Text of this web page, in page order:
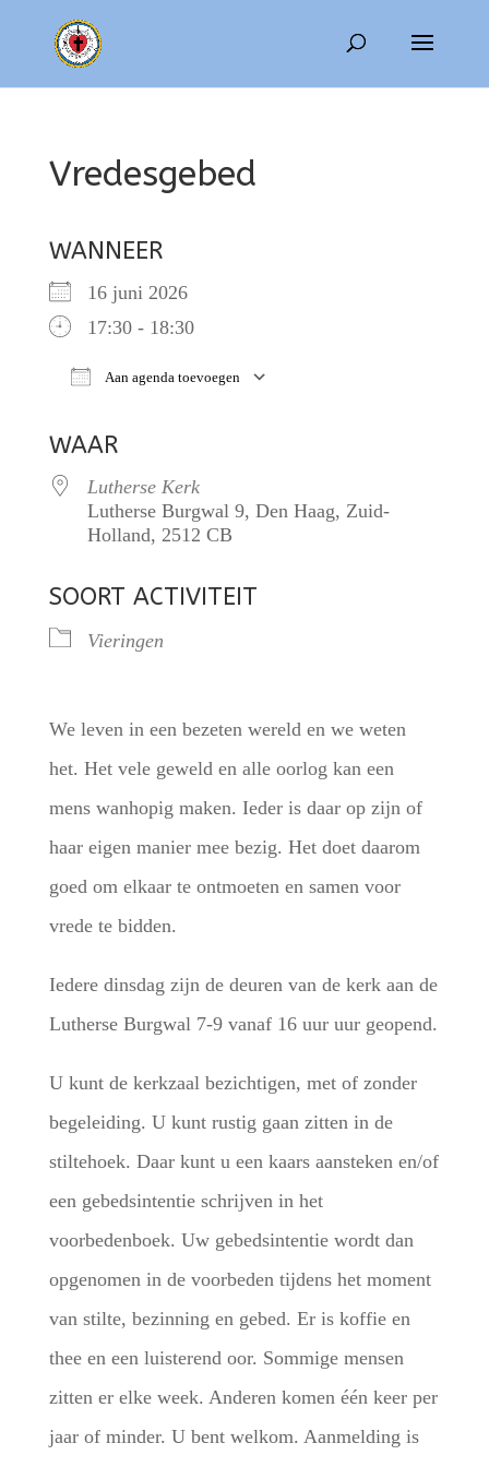
Vredesgebed
WANNEER
16 juni 2026
17:30 - 18:30
Aan agenda toevoegen
WAAR
Lutherse Kerk
Lutherse Burgwal 9, Den Haag, Zuid-
Holland, 2512 CB
SOORT ACTIVITEIT
Vieringen
We leven in een bezeten wereld en we weten
het. Het vele geweld en alle oorlog kan een
mens wanhopig maken. Ieder is daar op zijn of
haar eigen manier mee bezig. Het doet daarom
goed om elkaar te ontmoeten en samen voor
vrede te bidden.
Iedere dinsdag zijn de deuren van de kerk aan de
Lutherse Burgwal 7-9 vanaf 16 uur uur geopend.
U kunt de kerkzaal bezichtigen, met of zonder
begeleiding. U kunt rustig gaan zitten in de
stiltehoek. Daar kunt u een kaars aansteken en/of
een gebedsintentie schrijven in het
voorbedenboek. Uw gebedsintentie wordt dan
opgenomen in de voorbeden tijdens het moment
van stilte, bezinning en gebed. Er is koffie en
thee en een luisterend oor. Sommige mensen
zitten er elke week. Anderen komen één keer per
jaar of minder. U bent welkom. Aanmelding is